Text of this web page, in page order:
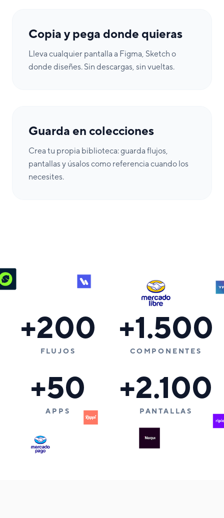
Copia y pega donde quieras
Lleva cualquier pantalla a Figma, Sketch o
donde diseñes. Sin descargas, sin vueltas.
Guarda en colecciones
Crea tu propia biblioteca: guarda flujos,
pantallas y úsalos como referencia cuando los
necesites.
+200
FLUJOS
+1.500
COMPONENTES
+50
APPS
+2.100
PANTALLAS